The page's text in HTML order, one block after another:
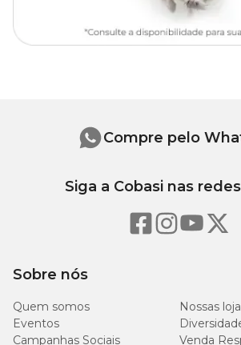
Sobre nós
Quem somos
Nossas
Eventos
Campanhas Sociais
Venda
Compre pelo
Siga a Cobasi nas